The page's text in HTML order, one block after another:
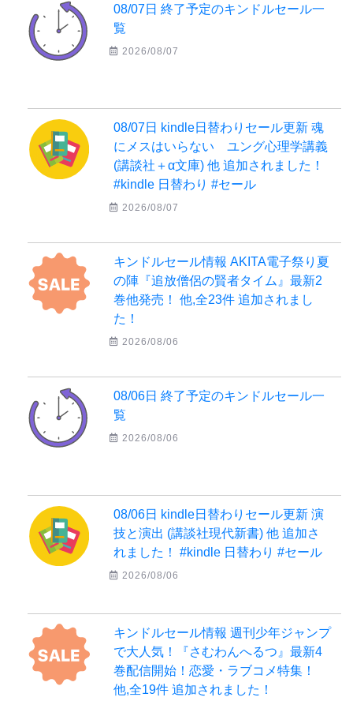
08/07日 終了予定のキンドルセール一
覧
2026/08/07
08/07日 kindle日替わりセール更新 魂
にメスはいらない ユング心理学講義
(講談社＋α文庫) 他 追加されました！
#kindle 日替わり #セール
2026/08/07
キンドルセール情報 AKITA電子祭り夏
の陣『追放僧侶の賢者タイム』最新2
巻他発売！ 他,全23件 追加されまし
た！
2026/08/06
08/06日 終了予定のキンドルセール一
覧
2026/08/06
08/06日 kindle日替わりセール更新 演
技と演出 (講談社現代新書) 他 追加さ
れました！ #kindle 日替わり #セール
2026/08/06
キンドルセール情報 週刊少年ジャンプ
で大人気！『さむわんへるつ』最新4
巻配信開始！恋愛・ラブコメ特集！
他,全19件 追加されました！